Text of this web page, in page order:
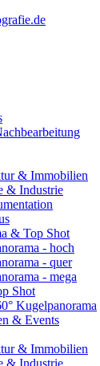
& Immobilien
& Industrie
& Top Shot
- hoch
- quer
- mega
Shot
Kugelpanorama
& Events
& Immobilien
& Industrie